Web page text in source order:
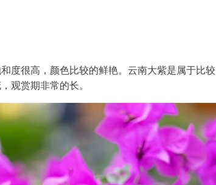
度很高，颜色比较的鲜艳。云南大紫是属于比较
观赏期非常的长。